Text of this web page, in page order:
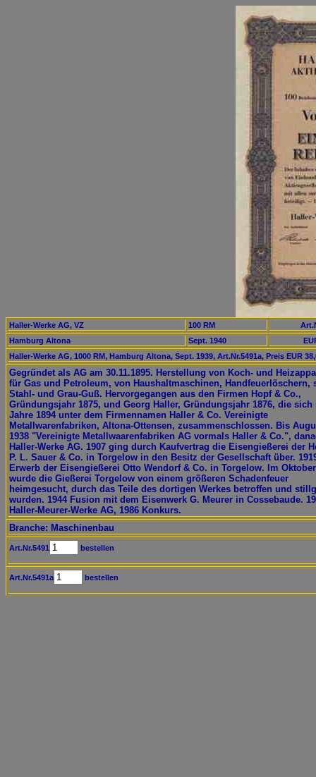
Haller-Werke AG, VZ 100 RM
Hamburg Altona
Sept. 1940
Haller-Werke AG, 1000 RM, Hamburg Altona, Sept. 1939, Art.Nr.5491a, Preis EUR
Gegründet als AG am 30.11.1895. Herstellung von Koch- und
für Gas und Petroleum, von Haushaltmaschinen, Handfeuerlöschern,
Stahl- und Grau-Guß. Hervorgegangen aus den Firmen Hopf & Co.,
Gründungsjahr 1875, und Georg Haller, Gründungsjahr 1876, die sich
Jahre 1894 unter dem Firmennamen Haller & Co. Vereinigte
Metallwarenfabriken, Altona-Ottensen, zusammenschlossen. Bis
1938 "Vereinigte Metallwaarenfabriken AG vormals Haller & Co.",
Haller-Werke AG. 1907 ging durch Kaufvertrag die Eisengießerei der
P. L. Sauer & Co. in Torgelow in den Besitz der Gesellschaft über.
Erwerb der Eisengießerei Otto Wendorf & Co. in Torgelow. Im
wurde die Gießerei Torgelow von einem größeren Schadenfeuer
heimgesucht, durch das Teile des dortigen Werkes betroffen und
wurden. 1944 Fusion mit dem Eisenwerk G. Meurer in Cossebaude.
Haller-Meurer-Werke AG, 1986 Konkurs.
Branche: Maschinenbau
Art.Nr.5491 bestellen
Art.Nr.5491a bestellen